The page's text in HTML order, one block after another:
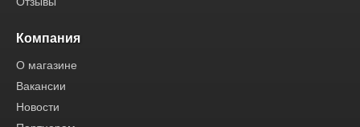
Компания
О магазине
Вакансии
Новости